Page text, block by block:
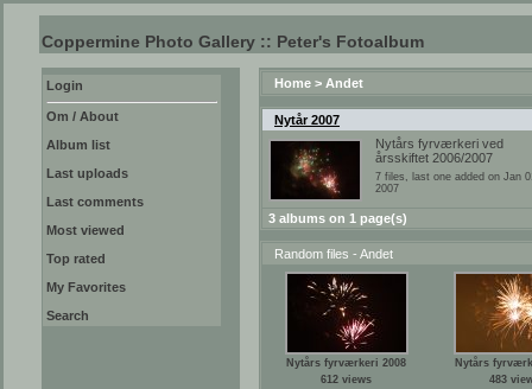
Coppermine Photo Gallery :: Peter's Fotoalbum
Login
Om / About
Album list
Last uploads
Last comments
Most viewed
Top rated
My Favorites
Search
Home > Andet
Nytår 2007
Nytårs fyrværkeri ved
årsskiftet 2006/2007
7 files, last one added on Jan
2007
3 albums on 1 page(s)
Random files - Andet
Nytårs fyrværkeri 2008
612 views
Nytårs
483